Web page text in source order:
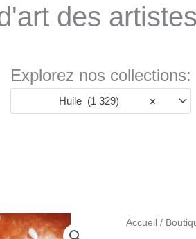
des
Explorez nos collections:
×
Huile (1 329)
Accueil /
quantité